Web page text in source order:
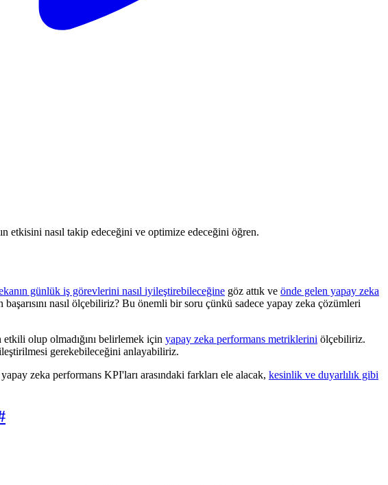
etkisini nasıl takip edeceğini ve optimize edeceğini öğren.
günlük iş görevlerini nasıl iyileştirebileceğine göz attık ve önde gelen yapay zeka
nasıl ölçebiliriz? Bu önemli bir soru çünkü sadece yapay zeka çözümleri
olup olmadığını belirlemek için yapay zeka performans metriklerini ölçebiliriz.
gerekebileceğini anlayabiliriz.
zeka performans KPI'ları arasındaki farkları ele alacak, kesinlik ve duyarlılık gibi